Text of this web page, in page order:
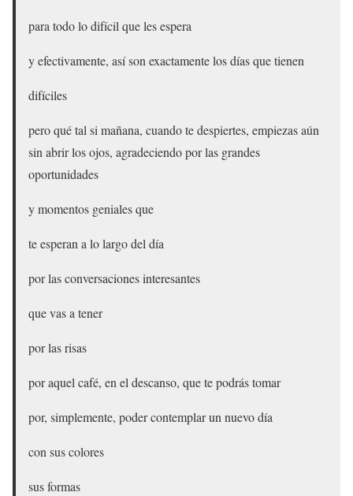
para todo lo difícil que les espera
y efectivamente, así son exactamente los días que tienen
difíciles
pero qué tal si mañana, cuando te despiertes, empiezas aún
sin abrir los ojos, agradeciendo por las grandes
oportunidades
y momentos geniales que
te esperan a lo largo del día
por las conversaciones interesantes
que vas a tener
por las risas
por aquel café, en el descanso, que te podrás tomar
por, simplemente, poder contemplar un nuevo día
con sus colores
sus formas